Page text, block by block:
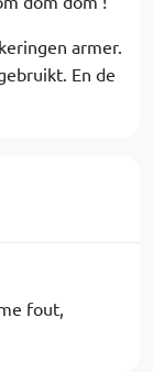
armer.
En de
fout,